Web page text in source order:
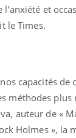
l’anxiété et
le Times.
capacités de
méthodes plus
auteur de «
Holmes », la